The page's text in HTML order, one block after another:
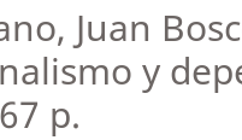
Juan
y
p.